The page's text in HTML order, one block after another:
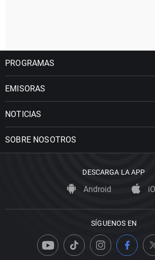
PROGRAMAS
EMISORAS
NOTICIAS
SOBRE NOSOTROS
DESCARGA LA APP
Android
SÍGUENOS EN